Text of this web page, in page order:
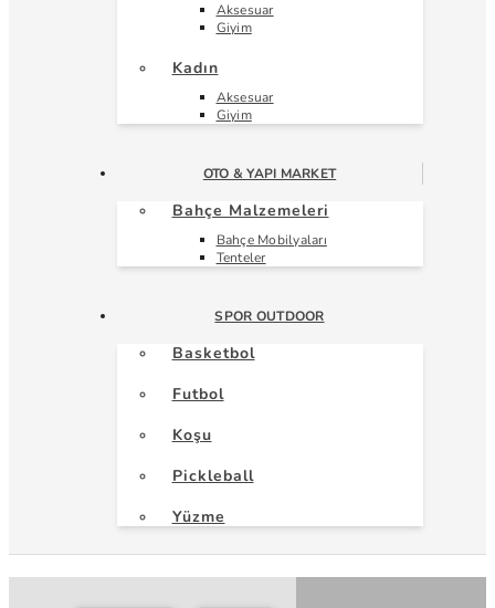
Aksesuar
Giyim
Kadın
Aksesuar
Giyim
OTO & YAPI MARKET
Bahçe Malzemeleri
Bahçe Mobilyaları
Tenteler
SPOR OUTDOOR
Basketbol
Futbol
Koşu
Pickleball
Yüzme